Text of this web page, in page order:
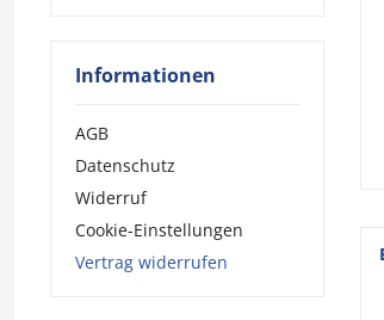
Informationen
AGB
Datenschutz
Widerruf
Cookie-Einstellungen
Vertrag widerrufen